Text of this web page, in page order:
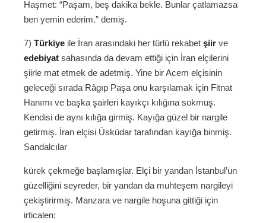
Haşmet: “Paşam, beş dakika bekle. Bunlar çatlamazsa
ben yemin ederim.” demiş.
7) Türkiye ile İran arasındaki her türlü rekabet şiir ve
edebiyat sahasında da devam ettiği için İran elçilerini
şiirle mat etmek de adetmiş. Yine bir Acem elçisinin
geleceği sırada Râgıp Paşa onu karşılamak için Fitnat
Hanımı ve başka şairleri kayıkçı kılığına sokmuş.
Kendisi de aynı kılığa girmiş. Kayığa güzel bir nargile
getirmiş. İran elçisi Üsküdar tarafından kayığa binmiş.
Sandalcılar
kürek çekmeğe başlamışlar. Elçi bir yandan İstanbul’un
güzelliğini seyreder, bir yandan da muhteşem nargileyi
çekiştirirmiş. Manzara ve nargile hoşuna gittiği için
irticalen: